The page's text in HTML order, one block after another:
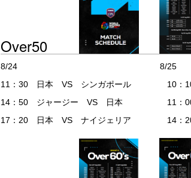
Over50
8/24 8/25
11：30 日本 VS シンガポール 10：10
14：50 ジャージー VS 日本 11：00
17：20 日本 VS ナイジェリア 14：